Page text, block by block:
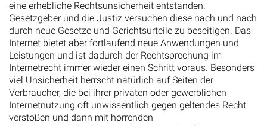
eine erhebliche Rechtsunsicherheit entstanden.
Gesetzgeber und die Justiz versuchen diese nach und nach
durch neue Gesetze und Gerichtsurteile zu beseitigen. Das
Internet bietet aber fortlaufend neue Anwendungen und
Leistungen und ist dadurch der Rechtsprechung im
Internetrecht immer wieder einen Schritt voraus. Besonders
viel Unsicherheit herrscht natürlich auf Seiten der
Verbraucher, die bei ihrer privaten oder gewerblichen
Internetnutzung oft unwissentlich gegen geltendes Recht
verstoßen und dann mit horrenden